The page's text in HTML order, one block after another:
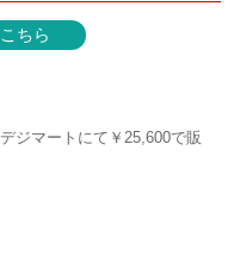
ちら
ジマートにて￥25,600で販